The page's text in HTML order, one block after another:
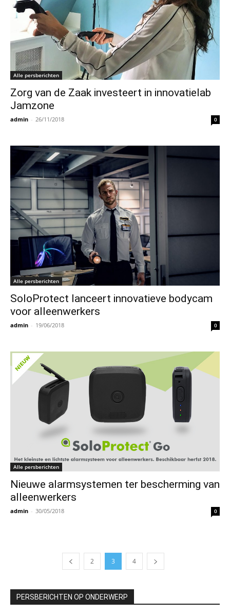
Alle persberichten
Zorg van de Zaak investeert in innovatielab
Jamzone
admin - 26/11/2018 0
Alle persberichten
SoloProtect lanceert innovatieve bodycam
voor alleenwerkers
admin - 19/06/2018 0
Alle persberichten
Nieuwe alarmsystemen ter bescherming van
alleenwerkers
admin - 30/05/2018 0
2 3 4
PERSBERICHTEN OP ONDERWERP